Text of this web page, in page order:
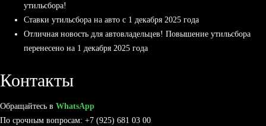
утильсбора!
Ставки утильсбора на авто с 1 декабря 2025 года
Отличная новость для автовладельцев! Повышение утильсбора
перенесено на 1 декабря 2025 года
Контакты
Обращайтесь в WhatsApp
По срочным вопросам: +7 (925) 681 03 00